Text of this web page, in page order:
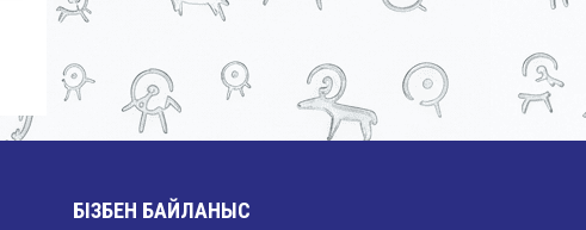
БІЗБЕН БАЙЛАНЫС